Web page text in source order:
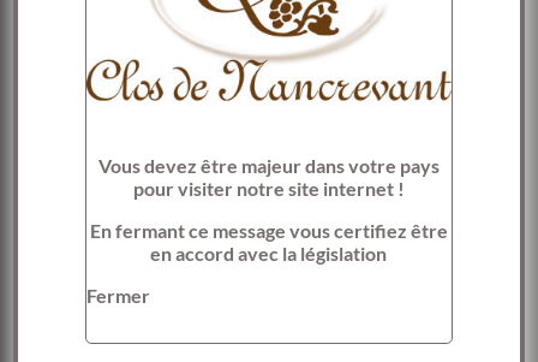
Contenance de : 50 cl
Alcool : 21% du volume
Produits similaires
Vous devez être majeur dans votre pays
pour visiter notre site internet !
En fermant ce message vous certifiez être
en accord avec la législation
Fermer